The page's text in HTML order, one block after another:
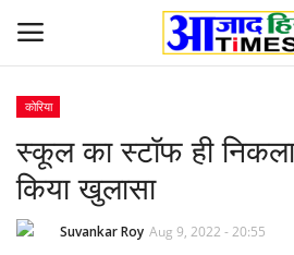
Home
कोरिया
स्कूल का स्टॉफ ही
किया खुलासा
Suvankar Roy Aug 9, 2022 - 20:55